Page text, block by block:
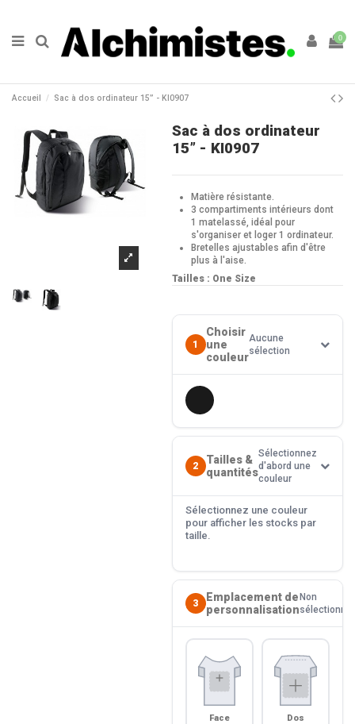
0
Accueil Sac à dos ordinateur 15” - KI0907
Sac à dos ordinateur
15” - KI0907
Matière résistante.
3 compartiments intérieurs dont
1 matelassé, idéal pour
s'organiser et loger 1 ordinateur.
Bretelles ajustables afin d'être
plus à l'aise.
Tailles : One Size
1
Choisir
une
couleur
Aucune
sélection
2
Tailles &
quantités
Sélectionnez
d'abord une
couleur
Sélectionnez une couleur
pour afficher les stocks par
taille.
3
Emplacement de
personnalisation
Non
sélectionné
Face Dos